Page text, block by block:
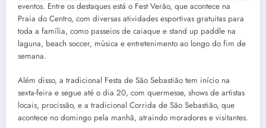
eventos. Entre os destaques está o Fest Verão, que acontece na
Praia do Centro, com diversas atividades esportivas gratuitas para
toda a família, como passeios de caiaque e stand up paddle na
laguna, beach soccer, música e entretenimento ao longo do fim de
semana.
Além disso, a tradicional Festa de São Sebastião tem início na
sexta-feira e segue até o dia 20, com quermesse, shows de artistas
locais, procissão, e a tradicional Corrida de São Sebastião, que
acontece no domingo pela manhã, atraindo moradores e visitantes.